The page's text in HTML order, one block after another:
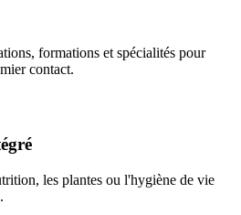
formations et spécialités pour
contact.
les plantes ou l'hygiène de vie